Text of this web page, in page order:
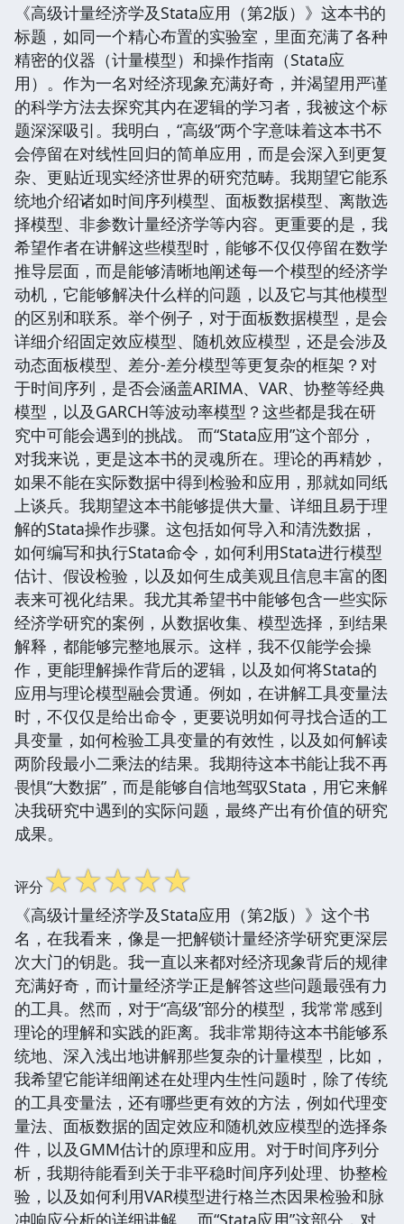
《高级计量经济学及Stata应用（第2版）》这本书的
标题，如同一个精心布置的实验室，里面充满了各种
精密的仪器（计量模型）和操作指南（Stata应
用）。作为一名对经济现象充满好奇，并渴望用严谨
的科学方法去探究其内在逻辑的学习者，我被这个标
题深深吸引。我明白，“高级”两个字意味着这本书不
会停留在对线性回归的简单应用，而是会深入到更复
杂、更贴近现实经济世界的研究范畴。我期望它能系
统地介绍诸如时间序列模型、面板数据模型、离散选
择模型、非参数计量经济学等内容。更重要的是，我
希望作者在讲解这些模型时，能够不仅仅停留在数学
推导层面，而是能够清晰地阐述每一个模型的经济学
动机，它能够解决什么样的问题，以及它与其他模型
的区别和联系。举个例子，对于面板数据模型，是会
详细介绍固定效应模型、随机效应模型，还是会涉及
动态面板模型、差分-差分模型等更复杂的框架？对
于时间序列，是否会涵盖ARIMA、VAR、协整等经典
模型，以及GARCH等波动率模型？这些都是我在研
究中可能会遇到的挑战。 而“Stata应用”这个部分，
对我来说，更是这本书的灵魂所在。理论的再精妙，
如果不能在实际数据中得到检验和应用，那就如同纸
上谈兵。我期望这本书能够提供大量、详细且易于理
解的Stata操作步骤。这包括如何导入和清洗数据，
如何编写和执行Stata命令，如何利用Stata进行模型
估计、假设检验，以及如何生成美观且信息丰富的图
表来可视化结果。我尤其希望书中能够包含一些实际
经济学研究的案例，从数据收集、模型选择，到结果
解释，都能够完整地展示。这样，我不仅能学会操
作，更能理解操作背后的逻辑，以及如何将Stata的
应用与理论模型融会贯通。例如，在讲解工具变量法
时，不仅仅是给出命令，更要说明如何寻找合适的工
具变量，如何检验工具变量的有效性，以及如何解读
两阶段最小二乘法的结果。我期待这本书能让我不再
畏惧“大数据”，而是能够自信地驾驭Stata，用它来解
决我研究中遇到的实际问题，最终产出有价值的研究
成果。
评分☆☆☆☆☆
《高级计量经济学及Stata应用（第2版）》这个书
名，在我看来，像是一把解锁计量经济学研究更深层
次大门的钥匙。我一直以来都对经济现象背后的规律
充满好奇，而计量经济学正是解答这些问题最强有力
的工具。然而，对于“高级”部分的模型，我常常感到
理论的理解和实践的距离。我非常期待这本书能够系
统地、深入浅出地讲解那些复杂的计量模型，比如，
我希望它能详细阐述在处理内生性问题时，除了传统
的工具变量法，还有哪些更有效的方法，例如代理变
量法、面板数据的固定效应和随机效应模型的选择条
件，以及GMM估计的原理和应用。对于时间序列分
析，我期待能看到关于非平稳时间序列处理、协整检
验，以及如何利用VAR模型进行格兰杰因果检验和脉
冲响应分析的详细讲解。 而“Stata应用”这部分，对